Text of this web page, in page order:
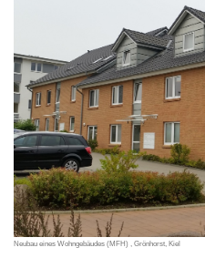
Neubau eines Wohngebäudes (MFH) , Grönhorst, Kiel